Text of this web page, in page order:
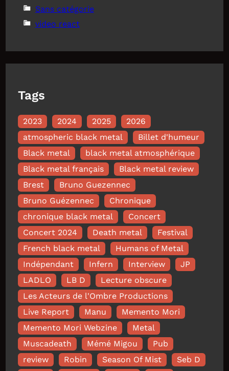
Sans catégorie
video react
Tags
2023 2024 2025
2026
atmospheric black metal
Billet d'humeur
Black metal
black metal atmosphérique
Black metal français
Black metal review
Brest
Bruno Guezennec
Bruno Guézennec
Chronique
chronique black metal
Concert
Concert 2024
Death metal
Festival
French black metal
Humans of Metal
Indépendant
Infern Interview
JP
LADLO
LB D
Lecture obscure
Les Acteurs de l'Ombre Productions
Live Report
Manu
Memento Mori
Memento Mori Webzine
Metal
Muscadeath
Mémé Migou
Pub
review
Robin Season Of Mist
Seb D